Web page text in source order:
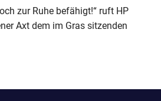
zur Ruhe befähigt!“ ruft HP
Axt dem im Gras sitzenden